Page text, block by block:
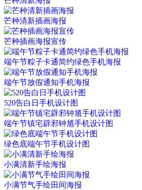
芒种清新插画海报
芒种插画海报宣传
端午节粽子卡通简约绿色手机海报
端午节放假通知手机海报
520告白日手机设计图
端午节镇宅辟邪钟馗手机设计图
绿色底端午节手机设计图
小满清新手绘海报
小满节气手绘田间海报